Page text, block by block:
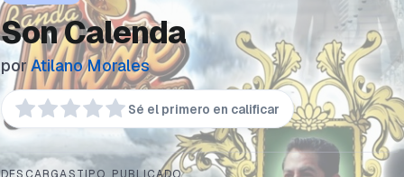
Son Calenda
porAtilano Morales
Sé el primero en calificar